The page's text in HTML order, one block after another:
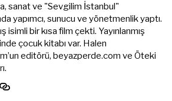
sanat ve "Sevgilim İstanbul"
yapımcı, sunucu ve yönetmenlik yaptı.
isimli bir kısa film çekti. Yayınlanmış
çocuk kitabı var. Halen
editörü, beyazperde.com ve Öteki